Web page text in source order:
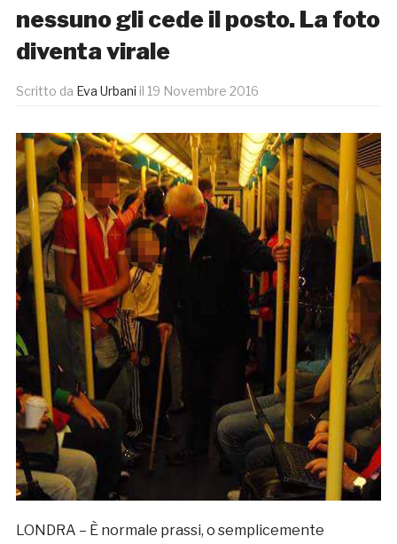
nessuno gli cede il posto. La foto
diventa virale
Scritto da Eva Urbani il 19 Novembre 2016
LONDRA – È normale prassi, o semplicemente